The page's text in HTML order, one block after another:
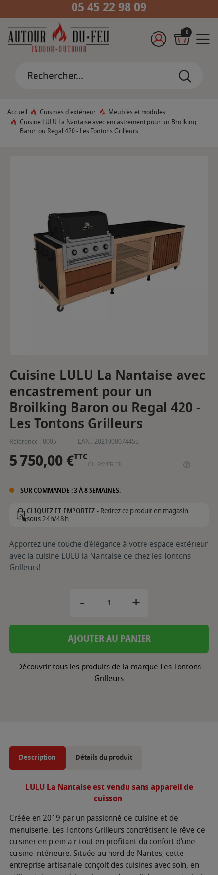
05 45 22 98 09
0
Accueil Cuisines d'extérieur
Meubles et modules
Cuisine LULU La Nantaise avec encastrement pour un Broilking
Baron ou Regal 420 - Les Tontons Grilleurs
Cuisine LULU La Nantaise avec
encastrement pour un
Broilking Baron ou Regal 420 -
Les Tontons Grilleurs
Référence : 0005 EAN : 2021000074455
5 750,00 €TTC
OU PAYER EN
SUR COMMANDE : 3 À 8 SEMAINES.
CLIQUEZ ET EMPORTEZ -Retirez ce produit en magasin
sous 24h/48h
Apportez une touche d'élégance à votre espace extérieur
avec la cuisine LULU la Nantaise de chez les Tontons
Grilleurs!
- +
AJOUTER AU PANIER
Découvrir tous les produits de la marque Les Tontons
Grilleurs
Description Détails du produit
LULU La Nantaise est vendu sans appareil de
cuisson
Créée en 2019 par un passionné de cuisine et de
menuiserie, Les Tontons Grilleurs concrétisent le rêve de
cuisiner en plein air tout en profitant du confort d'une
cuisine intérieure. Située au nord de Nantes, cette
entreprise artisanale conçoit des cuisines avec soin, en